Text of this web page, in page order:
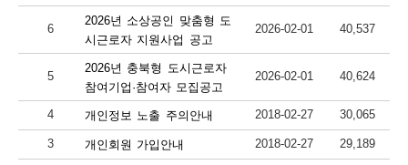
정
보
정
보
훈
련
도
우
안
내
6
2026년 소상공인 맞춤형 도
시근로자 지원사업 공고
2026-02-01 40,537
5
2026년 충북형 도시근로자
참여기업·참여자 모집공고
2026-02-01 40,624
4 개인정보 노출 주의안내 2018-02-27 30,065
3 개인회원 가입안내 2018-02-27 29,189